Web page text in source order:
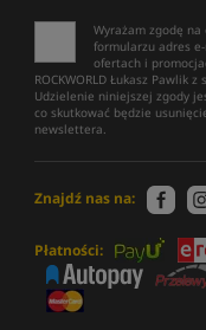
Wyrażam zgodę
formularzu adres
ofertach i
ROCKWORLD Łukasz Pawlik
Udzielenie niniejszej zgody
co skutkować będzie
newslettera.
Znajdź nas na:
Płatności: